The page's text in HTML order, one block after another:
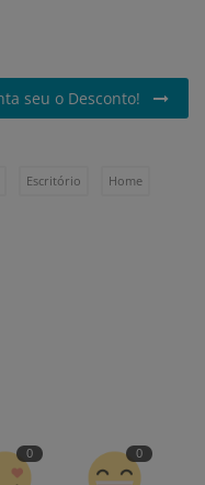
seu o Desconto!
Escritório Home
0 0